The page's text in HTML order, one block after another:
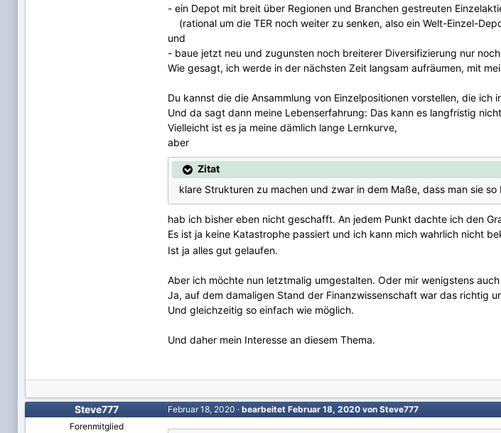
- ein Depot mit breit über Regionen und Branchen gestreuten
(rational um die TER noch weiter zu senken, also ein Welt-Einzel-
und
- baue jetzt neu und zugunsten noch breiterer Diversifizierung nur
Wie gesagt, ich werde in der nächsten Zeit langsam aufräumen, mit
Du kannst die die Ansammlung von Einzelpositionen vorstellen, die ich
Und da sagt dann meine Lebenserfahrung: Das kann es langfristig
Vielleicht ist es ja meine dämlich lange Lernkurve,
aber
Zitat
klare Strukturen zu machen und zwar in dem Maße, dass man sie
hab ich bisher eben nicht geschafft. An jedem Punkt dachte ich den
Es ist ja keine Katastrophe passiert und ich kann mich wahrlich nicht
Ist ja alles gut gelaufen.
Aber ich möchte nun letztmalig umgestalten. Oder mir wenigstens
Ja, auf dem damaligen Stand der Finanzwissenschaft war das richtig
Und gleichzeitig so einfach wie möglich.
Und daher mein Interesse an diesem Thema.
Steve777
Forenmitglied
Februar 18, 2020 · bearbeitet Februar 18, 2020 von Steve777